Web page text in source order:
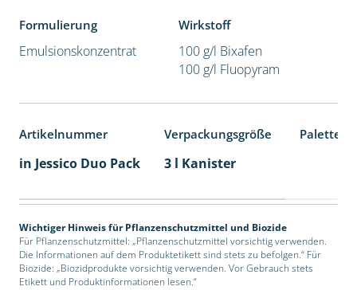
Formulierung
Emulsionskonzentrat
Wirkstoff
100 g/l Bixafen
100 g/l Fluopyram
Artikelnummer Verpackungsgröße
in Jessico Duo Pack 3 l Kanister
Wichtiger Hinweis für Pflanzenschutzmittel und Biozide
Für Pflanzenschutzmittel: „Pflanzenschutzmittel vorsichtig verwenden.
Die Informationen auf dem Produktetikett sind stets zu befolgen.“ Für
Biozide: „Biozidprodukte vorsichtig verwenden. Vor Gebrauch stets
Etikett und Produktinformationen lesen.“